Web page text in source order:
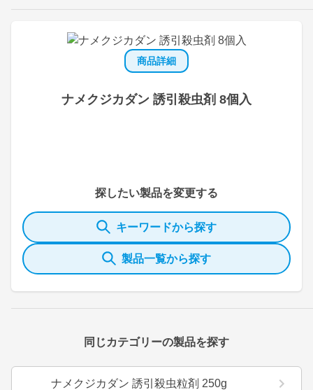
取扱店検索はこちら
商品詳細
ナメクジカダン 誘引殺虫剤 8個入
探したい製品を変更する
キーワードから探す
製品一覧から探す
同じカテゴリーの製品を探す
ナメクジカダン 誘引殺虫粒剤 250g